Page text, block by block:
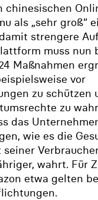
chinesischen
als „sehr groß“
strengere
muss nun
Maßnahmen
vor
zu schützen
zu
das
wie es die
wahrt. Für
etwa gelten